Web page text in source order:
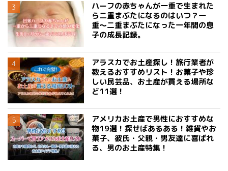
ハーフの赤ちゃんが一重で生まれた
ら二重まぶたになるのはいつ？一
重〜二重まぶたになった一年間の息
子の成長記録。
アラスカでお土産探し！旅行業者が
教えるおすすめリスト！お菓子や珍
しい民芸品、お土産が買える場所な
ど11選！
アメリカお土産で男性におすすめな
物19選！探せばあるある！雑貨やお
菓子、彼氏・父親・男友達に喜ばれ
る、男のお土産特集！